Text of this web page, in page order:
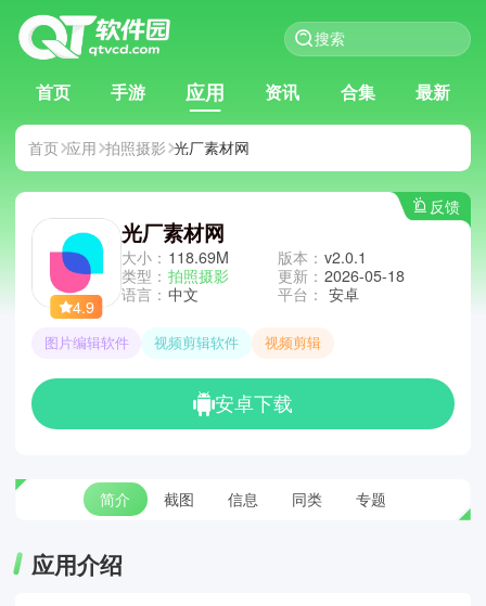
首页 手游 应用 资讯 合集 最新
首页 应用 拍照摄影 光厂素材网
反馈
4.9
光厂素材网
大小： 118.69M
类型： 拍照摄影
语言： 中文
版本： v2.0.1
更新： 2026-05-18
平台： 安卓
图片编辑软件 视频剪辑软件 视频剪辑
安卓下载
简介 截图 信息 同类 专题
应用介绍